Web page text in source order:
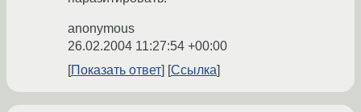
anonymous
26.02.2004 11:27:54 +00:00
Показать ответ
Ссылка